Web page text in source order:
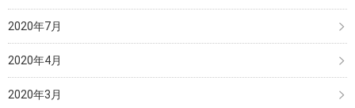
2020年7月
2020年4月
2020年3月